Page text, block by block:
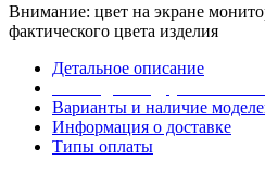
Внимание: цвет на экране
фактического цвета изделия
Детальное описание
Варианты и наличие
Информация о доставке
Типы оплаты